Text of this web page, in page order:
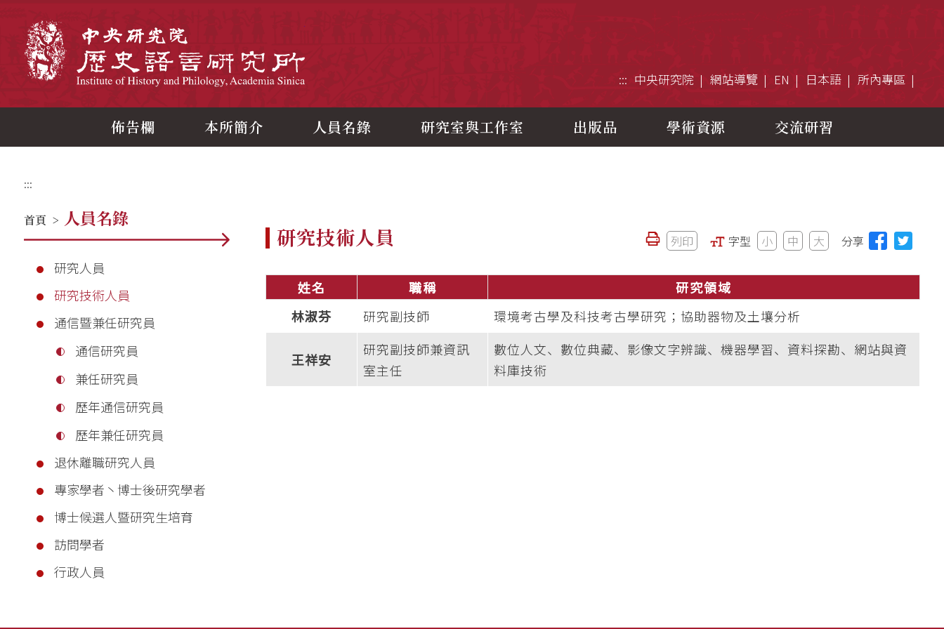
::: 中央研究院 網站導覽 EN 日本語 所內專區
佈告欄 本所簡介 人員名錄 研究室與工作室 出版品 學術資源 交流研習
:::
首頁 > 人員名錄
研究人員
研究技術人員
通信暨兼任研究員
通信研究員
兼任研究員
歷年通信研究員
歷年兼任研究員
退休離職研究人員
專家學者丶博士後研究學者
博士候選人暨研究生培育
訪問學者
行政人員
研究技術人員 列印 字型 小 中 大 分享
姓名 職稱
研究領域
林淑芬
研究副技師 環境考古學及科技考古學研究；協助器物及土壤分析
王祥安
研究副技師兼資訊
室主任
數位人文、數位典藏、影像文字辨識、機器學習、資料探勘、網站與資
料庫技術